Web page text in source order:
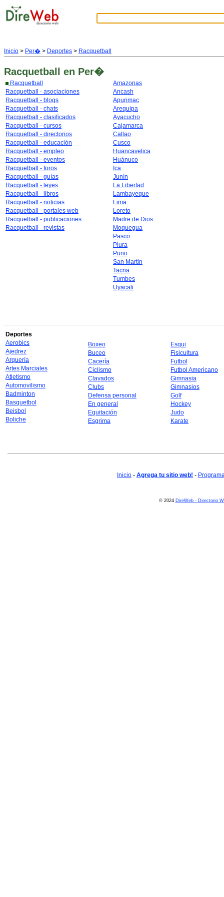
Inicio > Per� > Deportes > Racquetball
Racquetball en Per�
Racquetball
Racquetball - asociaciones
Racquetball - blogs
Racquetball - chats
Racquetball - clasificados
Racquetball - cursos
Racquetball - directorios
Racquetball - educación
Racquetball - empleo
Racquetball - eventos
Racquetball - foros
Racquetball - guías
Racquetball - leyes
Racquetball - libros
Racquetball - noticias
Racquetball - portales web
Racquetball - publicaciones
Racquetball - revistas
Amazonas
Ancash
Apurimac
Arequipa
Ayacucho
Cajamarca
Callao
Cusco
Huancavelica
Huánuco
Ica
Junín
La Libertad
Lambayeque
Lima
Loreto
Madre de Dios
Moquegua
Pasco
Piura
Puno
San Martin
Tacna
Tumbes
Uyacali
Deportes
Aerobics
Ajedrez
Arquería
Artes Marciales
Atletismo
Automovilismo
Badminton
Basquetbol
Beisbol
Boliche
Boxeo
Buceo
Cacería
Ciclismo
Clavados
Clubs
Defensa personal
En general
Equitación
Esgrima
Esqui
Fisicultura
Futbol
Futbol Americano
Gimnasia
Gimnasios
Golf
Hockey
Judo
Karate
Inicio - Agrega tu sitio web! -
© 2024 DireWeb - Directorio